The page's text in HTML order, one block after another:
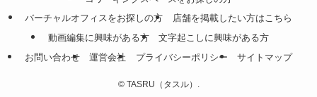
バーチャルオフィスをお探しの方
店舗を掲載したい方はこちら
動画編集に興味がある方
文字起こしに興味がある方
お問い合わせ
運営会社 プライバシーポリシー サイトマップ
©TASRU（タスル）.